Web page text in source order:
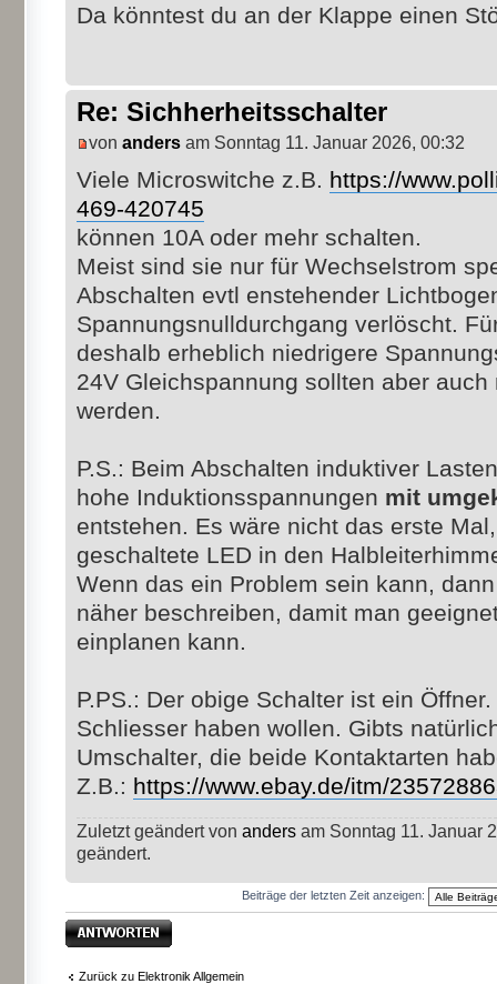
Da könntest du an der Klappe einen
Re: Sichherheitsschalter
von anders am Sonntag 11. Januar 2026, 00:32
Viele Microswitche z.B. https://
469-420745
können 10A oder mehr schalten.
Meist sind sie nur für Wechselstrom
Abschalten evtl enstehender
Spannungsnulldurchgang verlöscht.
deshalb erheblich niedrigere
24V Gleichspannung sollten aber
werden.
P.S.: Beim Abschalten induktiver
hohe Induktionsspannungen mit
entstehen. Es wäre nicht das erste
geschaltete LED in den
Wenn das ein Problem sein kann,
näher beschreiben, damit man
einplanen kann.
P.PS.: Der obige Schalter ist ein
Schliesser haben wollen. Gibts
Umschalter, die beide Kontaktarten
Z.B.: https://www.ebay.de/itm/
Zuletzt geändert von anders am Sonntag 11. Januar
geändert.
Beiträge der letzten Zeit anzeigen:
Antwort erstellen
Zurück zu Elektronik Allgemein